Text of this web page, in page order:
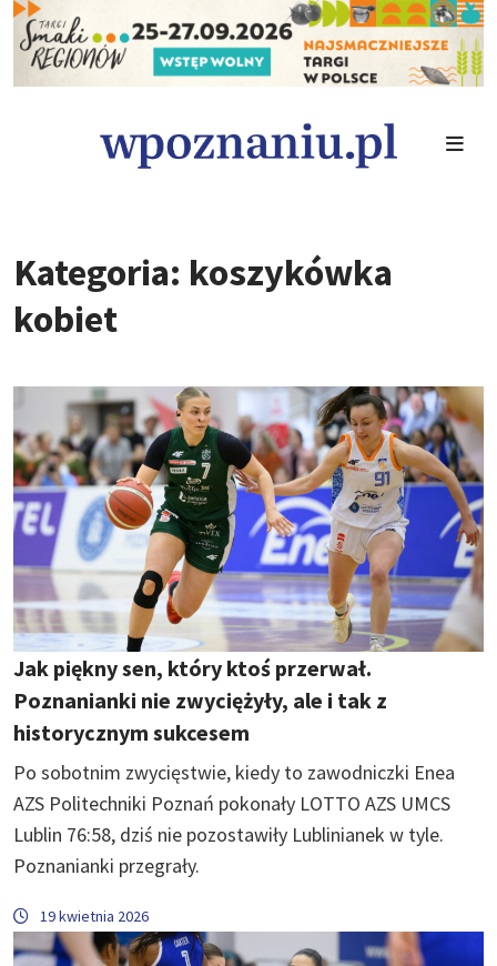
Kategoria: koszykówka
kobiet
Jak piękny sen, który ktoś przerwał.
Poznanianki nie zwyciężyły, ale i tak z
historycznym sukcesem
Po sobotnim zwycięstwie, kiedy to zawodniczki Enea
AZS Politechniki Poznań pokonały LOTTO AZS UMCS
Lublin 76:58, dziś nie pozostawiły Lublinianek w tyle.
Poznanianki przegrały.
19 kwietnia 2026